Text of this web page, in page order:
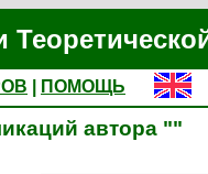
ПОМОЩЬ
автора ""